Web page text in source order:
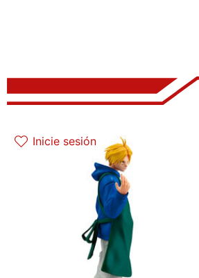
Inicie sesión